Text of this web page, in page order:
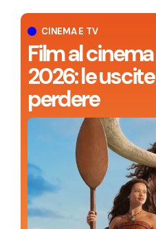
CINEMA E TV
Film al
2026: le
perdere